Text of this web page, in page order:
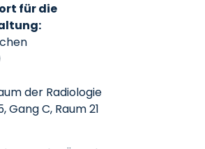
für die
der Radiologie
Gang C, Raum 21